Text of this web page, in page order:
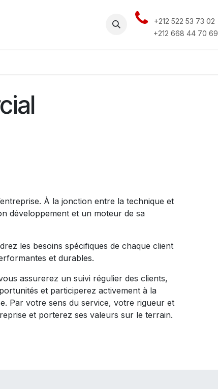
Contactez-nous Ressources
+212 522 53 73 02
+212 668 44 70 69
À la jonction entre la technique et
développement et un moteur de sa
les besoins spécifiques de chaque client
et durables.
assurerez un suivi régulier des clients,
et participerez activement à la
Par votre sens du service, votre rigueur et
et porterez ses valeurs sur le terrain.